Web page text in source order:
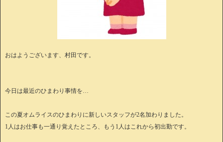
おはようございます、村田です。
今日は最近のひまわり事情を…
この夏オムライスのひまわりに新しいスタッフが2名加わりました。
1人はお仕事も一通り覚えたところ、もう1人はこれから初出勤です。